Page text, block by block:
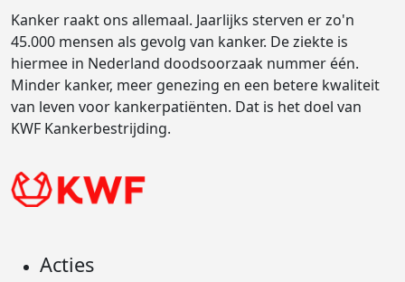
Kanker raakt ons allemaal. Jaarlijks sterven er zo'n
45.000 mensen als gevolg van kanker. De ziekte is
hiermee in Nederland doodsoorzaak nummer één.
Minder kanker, meer genezing en een betere kwaliteit
van leven voor kankerpatiënten. Dat is het doel van
KWF Kankerbestrijding.
Acties